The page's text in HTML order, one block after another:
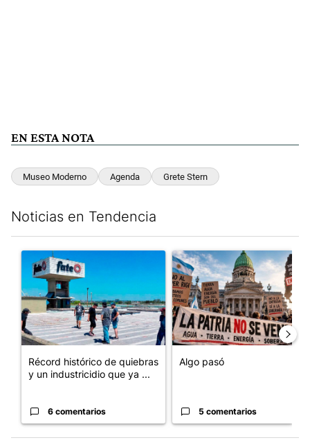
EN ESTA NOTA
Museo Moderno Agenda Grete Stern
Noticias en Tendencia
Un artículo de tendencia con el título "Récord histórico de
Récord histórico de quiebras
y un industricidio que ya ...
6 comentarios
Un artículo de tendencia con
Algo pasó
5 comentarios